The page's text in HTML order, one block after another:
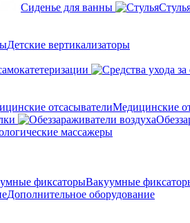
Сиденье для ванны
Детские вертикализаторы
Медицинские
массажеры
Вакуумные
Дополнительное оборудование